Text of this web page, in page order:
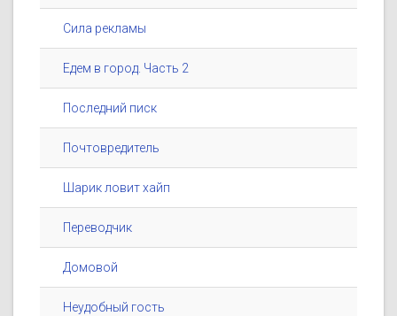
Сила рекламы
Едем в город. Часть 2
Последний писк
Почтовредитель
Шарик ловит хайп
Переводчик
Домовой
Неудобный гость